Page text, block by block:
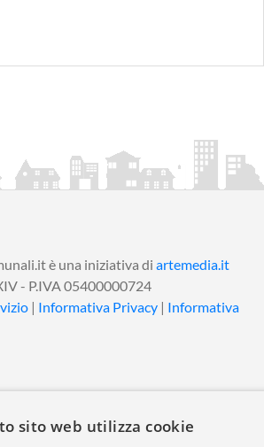
è una iniziativa di artemedia.it
- P.IVA 05400000724
| Informativa Privacy | Informativa
sito web utilizza cookie